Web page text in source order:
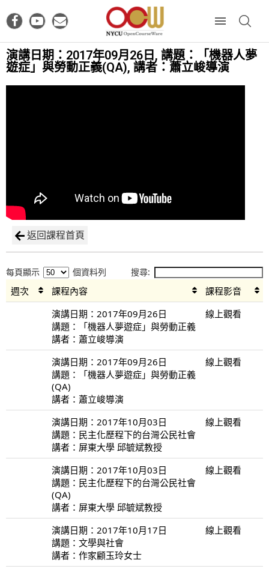
演講日期：2017年09月26日, 講題：「機器人夢
遊症」與勞動正義(QA), 講者：蕭立峻導演
返回課程首頁
每頁顯示 個資料列 搜尋:
週次 課程內容
課程影音
演講日期：2017年09月26日
講題：「機器人夢遊症」與勞動正義
講者：蕭立峻導演
線上觀看
演講日期：2017年09月26日
講題：「機器人夢遊症」與勞動正義
(QA)
講者：蕭立峻導演
線上觀看
演講日期：2017年10月03日
講題：民主化歷程下的台灣公民社會
講者：屏東大學 邱毓斌教授
線上觀看
演講日期：2017年10月03日
講題：民主化歷程下的台灣公民社會
(QA)
講者：屏東大學 邱毓斌教授
線上觀看
演講日期：2017年10月17日
講題：文學與社會
講者：作家顧玉玲女士
線上觀看